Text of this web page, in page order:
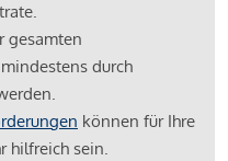
gesamten
durch
können für Ihre
hilfreich sein.